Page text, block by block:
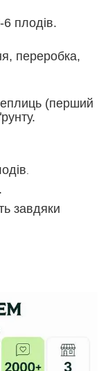
6 плодів.
переробка,
(перший
завдяки